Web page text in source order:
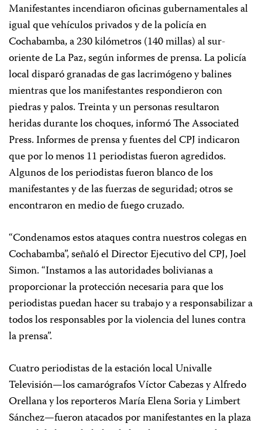
Manifestantes incendiaron oficinas gubernamentales al
igual que vehículos privados y de la policía en
Cochabamba, a 230 kilómetros (140 millas) al sur-
oriente de La Paz, según informes de prensa. La policía
local disparó granadas de gas lacrimógeno y balines
mientras que los manifestantes respondieron con
piedras y palos. Treinta y un personas resultaron
heridas durante los choques, informó The Associated
Press. Informes de prensa y fuentes del CPJ indicaron
que por lo menos 11 periodistas fueron agredidos.
Algunos de los periodistas fueron blanco de los
manifestantes y de las fuerzas de seguridad; otros se
encontraron en medio de fuego cruzado.
“Condenamos estos ataques contra nuestros colegas en
Cochabamba”, señaló el Director Ejecutivo del CPJ, Joel
Simon. “Instamos a las autoridades bolivianas a
proporcionar la protección necesaria para que los
periodistas puedan hacer su trabajo y a responsabilizar a
todos los responsables por la violencia del lunes contra
la prensa”.
Cuatro periodistas de la estación local Univalle
Televisión—los camarógrafos Víctor Cabezas y Alfredo
Orellana y los reporteros María Elena Soria y Limbert
Sánchez—fueron atacados por manifestantes en la plaza